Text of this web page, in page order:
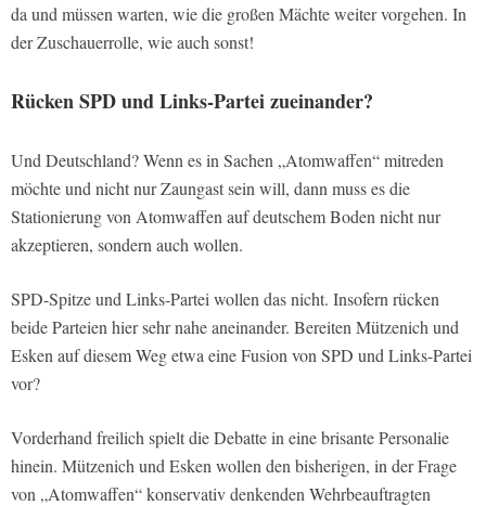
da und müssen warten, wie die großen Mächte weiter vorgehen. In
der Zuschauerrolle, wie auch sonst!
Rücken SPD und Links-Partei zueinander?
Und Deutschland? Wenn es in Sachen „Atomwaffen“ mitreden
möchte und nicht nur Zaungast sein will, dann muss es die
Stationierung von Atomwaffen auf deutschem Boden nicht nur
akzeptieren, sondern auch wollen.
SPD-Spitze und Links-Partei wollen das nicht. Insofern rücken
beide Parteien hier sehr nahe aneinander. Bereiten Mützenich und
Esken auf diesem Weg etwa eine Fusion von SPD und Links-Partei
vor?
Vorderhand freilich spielt die Debatte in eine brisante Personalie
hinein. Mützenich und Esken wollen den bisherigen, in der Frage
von „Atomwaffen“ konservativ denkenden Wehrbeauftragten